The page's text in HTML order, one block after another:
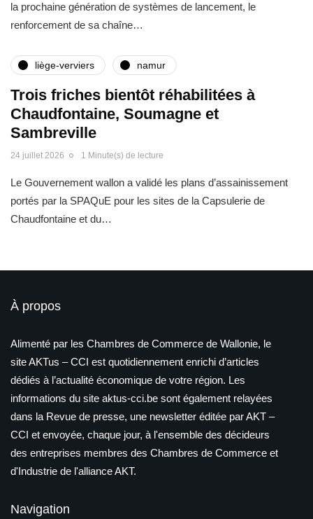
la prochaine génération de systèmes de lancement, le
renforcement de sa chaîne…
liège-verviers namur
Trois friches bientôt réhabilitées à
Chaudfontaine, Soumagne et
Sambreville
24 juillet 2026 1 Minute(s) de lecture
Le Gouvernement wallon a validé les plans d’assainissement
portés par la SPAQuE pour les sites de la Capsulerie de
Chaudfontaine et du…
À propos
Alimenté par les Chambres de Commerce de Wallonie, le
site AKTus – CCI est quotidiennement enrichi d’articles
dédiés à l’actualité économique de votre région. Les
informations du site aktus-cci.be sont également relayées
dans la Revue de presse, une newsletter éditée par AKT –
CCI et envoyée, chaque jour, à l'ensemble des décideurs
des entreprises membres des Chambres de Commerce et
d'Industrie de l'alliance AKT.
Navigation